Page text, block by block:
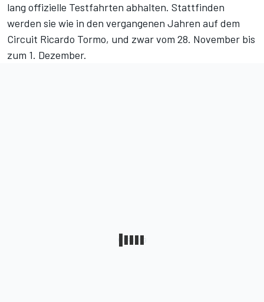
lang offizielle Testfahrten abhalten. Stattfinden
werden sie wie in den vergangenen Jahren auf dem
Circuit Ricardo Tormo, und zwar vom 28. November bis
zum 1. Dezember.